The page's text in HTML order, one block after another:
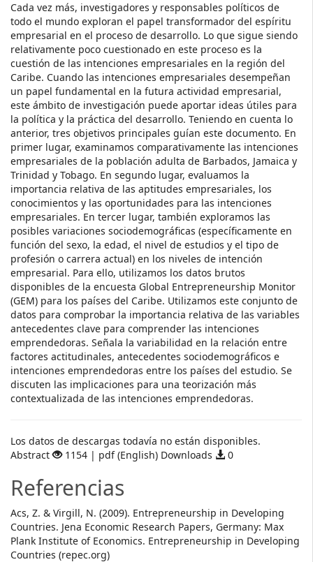
Cada vez más, investigadores y responsables políticos de
todo el mundo exploran el papel transformador del espíritu
empresarial en el proceso de desarrollo. Lo que sigue siendo
relativamente poco cuestionado en este proceso es la
cuestión de las intenciones empresariales en la región del
Caribe. Cuando las intenciones empresariales desempeñan
un papel fundamental en la futura actividad empresarial,
este ámbito de investigación puede aportar ideas útiles para
la política y la práctica del desarrollo. Teniendo en cuenta lo
anterior, tres objetivos principales guían este documento. En
primer lugar, examinamos comparativamente las intenciones
empresariales de la población adulta de Barbados, Jamaica y
Trinidad y Tobago. En segundo lugar, evaluamos la
importancia relativa de las aptitudes empresariales, los
conocimientos y las oportunidades para las intenciones
empresariales. En tercer lugar, también exploramos las
posibles variaciones sociodemográficas (específicamente en
función del sexo, la edad, el nivel de estudios y el tipo de
profesión o carrera actual) en los niveles de intención
empresarial. Para ello, utilizamos los datos brutos
disponibles de la encuesta Global Entrepreneurship Monitor
(GEM) para los países del Caribe. Utilizamos este conjunto de
datos para comprobar la importancia relativa de las variables
antecedentes clave para comprender las intenciones
emprendedoras. Señala la variabilidad en la relación entre
factores actitudinales, antecedentes sociodemográficos e
intenciones emprendedoras entre los países del estudio. Se
discuten las implicaciones para una teorización más
contextualizada de las intenciones emprendedoras.
Los datos de descargas todavía no están disponibles.
Abstract
1154 | pdf (English) Downloads 0
Referencias
Acs, Z. & Virgill, N. (2009). Entrepreneurship in Developing
Countries. Jena Economic Research Papers, Germany: Max
Plank Institute of Economics. Entrepreneurship in Developing
Countries (repec.org)